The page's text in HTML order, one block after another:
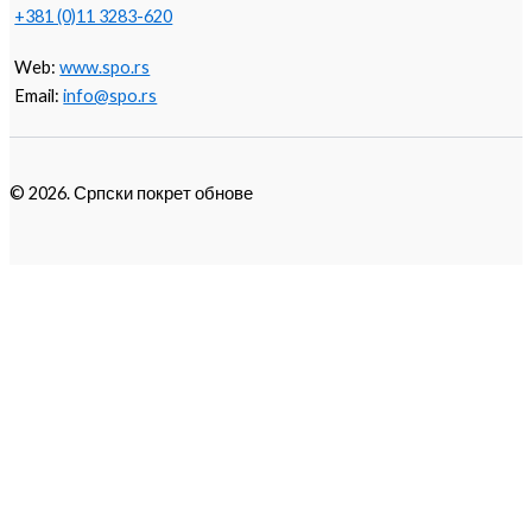
+381 (0)11 3283-620
Web:www.spo.rs
Email:info@spo.rs
© 2026. Српски покрет обнове